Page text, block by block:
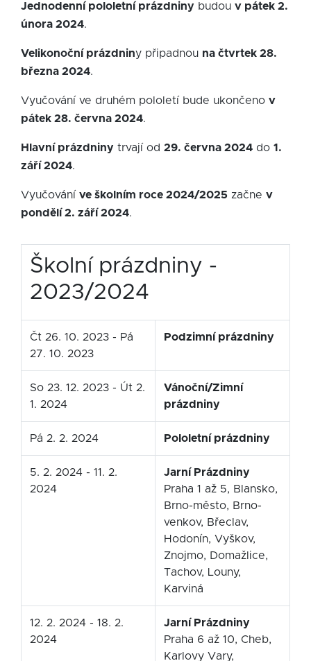
Jednodenní pololetní prázdniny budou v pátek 2.
února 2024.
Velikonoční prázdniny připadnou na čtvrtek 28.
března 2024.
Vyučování ve druhém pololetí bude ukončeno v
pátek 28. června 2024.
Hlavní prázdniny trvají od 29. června 2024 do 1.
září 2024.
Vyučování ve školním roce 2024/2025 začne v
pondělí 2. září 2024.
Školní prázdniny -
2023/2024
Čt 26. 10. 2023 - Pá
27. 10. 2023
Podzimní prázdniny
So 23. 12. 2023 - Út 2.
1. 2024
Vánoční/Zimní
prázdniny
Pá 2. 2. 2024 Pololetní prázdniny
5. 2. 2024 - 11. 2.
2024
Jarní Prázdniny
Praha 1 až 5, Blansko,
Brno-město, Brno-
venkov, Břeclav,
Hodonín, Vyškov,
Znojmo, Domažlice,
Tachov, Louny,
Karviná
12. 2. 2024 - 18. 2.
2024
Jarní Prázdniny
Praha 6 až 10, Cheb,
Karlovy Vary,